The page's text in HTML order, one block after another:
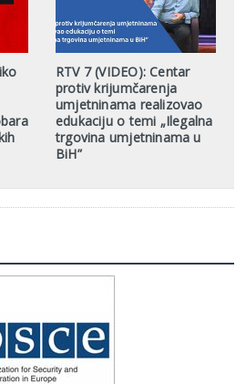
RTV 7 (VIDEO): Centar
protiv krijumčarenja
umjetninama realizovao
edukaciju o temi „Ilegalna
trgovina umjetninama u
BiH”